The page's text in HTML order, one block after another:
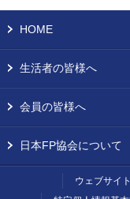
HOME
生活者の皆様へ
会員の皆様へ
日本FP協会について
ウェブサイ